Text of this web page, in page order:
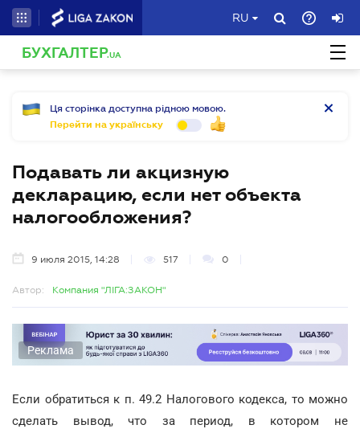
RU
БУХГАЛТЕР.UA
Ця сторінка доступна рідною мовою.
Перейти на українську
Подавать ли акцизную
декларацию, если нет объекта
налогообложения?
9 июля 2015, 14:28 517 0
Автор: Компания "ЛІГА:ЗАКОН"
Реклама
Если обратиться к п. 49.2 Налогового кодекса, то можно
сделать вывод, что за период, в котором не